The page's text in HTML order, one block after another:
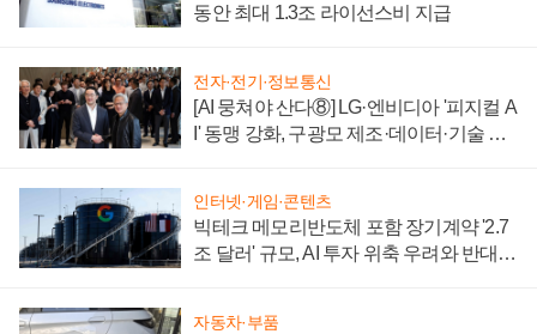
동안 최대 1.3조 라이선스비 지급
전자·전기·정보통신
[AI 뭉쳐야 산다⑧] LG·엔비디아 '피지컬 A
I' 동맹 강화, 구광모 제조·데이터·기술 결
인터넷·게임·콘텐츠
빅테크 메모리반도체 포함 장기계약 '2.7
조 달러' 규모, AI 투자 위축 우려와 반대
자동차·부품